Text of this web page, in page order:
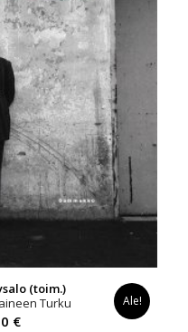
(toim.)
Turku
€Nykyinen
Ale!